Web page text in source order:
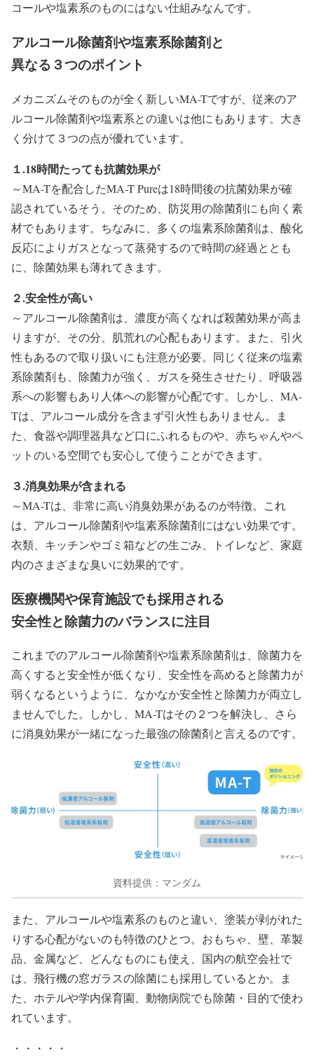
コールや塩素系のものにはない仕組みなんです。
アルコール除菌剤や塩素系除菌剤と
異なる３つのポイント
メカニズムそのものが全く新しいMA-Tですが、従来のア
ルコール除菌剤や塩素系との違いは他にもあります。大き
く分けて３つの点が優れています。
１.18時間たっても抗菌効果が
～MA-Tを配合したMA-T Pureは18時間後の抗菌効果が確
認されているそう。そのため、防災用の除菌剤にも向く素
材でもあります。ちなみに、多くの塩素系除菌剤は、酸化
反応によりガスとなって蒸発するので時間の経過ととも
に、除菌効果も薄れてきます。
２.安全性が高い
～アルコール除菌剤は、濃度が高くなれば殺菌効果が高ま
りますが、その分、肌荒れの心配もあります。また、引火
性もあるので取り扱いにも注意が必要。同じく従来の塩素
系除菌剤も、除菌力が強く、ガスを発生させたり、呼吸器
系への影響もあり人体への影響が心配です。しかし、MA-
Tは、アルコール成分を含まず引火性もありません。ま
た、食器や調理器具など口にふれるものや、赤ちゃんやペ
ットのいる空間でも安心して使うことができます。
３.消臭効果が含まれる
～MA-Tは、非常に高い消臭効果があるのが特徴。これ
は、アルコール除菌剤や塩素系除菌剤にはない効果です。
衣類、キッチンやゴミ箱などの生ごみ、トイレなど、家庭
内のさまざまな臭いに効果的です。
医療機関や保育施設でも採用される
安全性と除菌力のバランスに注目
これまでのアルコール除菌剤や塩素系除菌剤は、除菌力を
高くすると安全性が低くなり、安全性を高めると除菌力が
弱くなるというように、なかなか安全性と除菌力が両立し
ませんでした。しかし、MA-Tはその２つを解決し、さら
に消臭効果が一緒になった最強の除菌剤と言えるのです。
資料提供：マンダム
また、アルコールや塩素系のものと違い、塗装が剥がれた
りする心配がないのも特徴のひとつ。おもちゃ、壁、革製
品、金属など、どんなものにも使え、国内の航空会社で
は、飛行機の窓ガラスの除菌にも採用しているとか。ま
た、ホテルや学内保育園、動物病院でも除菌・目的で使わ
れています。
・・・・・